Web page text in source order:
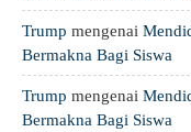
Trump mengenai
Bermakna Bagi Siswa
Trump mengenai
Bermakna Bagi Siswa